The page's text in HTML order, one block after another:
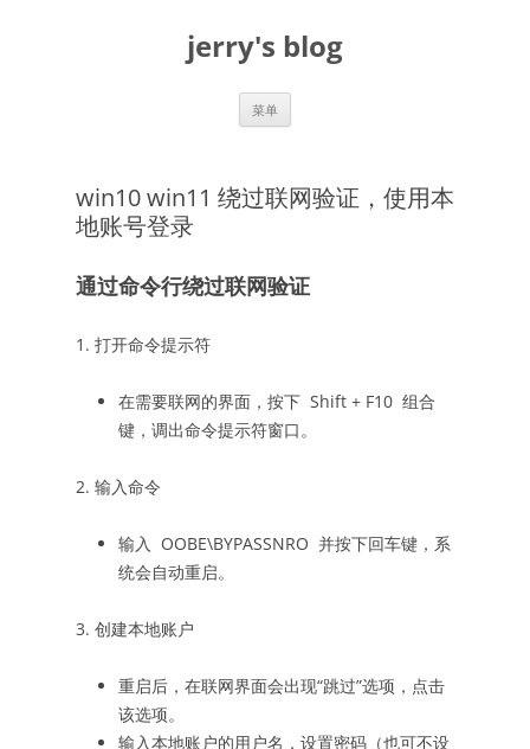
jerry's blog
菜单
win10 win11 绕过联网验证，使用本
地账号登录
通过命令行绕过联网验证
1. 打开命令提示符
在需要联网的界面，按下 Shift + F10 组合
键，调出命令提示符窗口。
2. 输入命令
输入 OOBE\BYPASSNRO 并按下回车键，系
统会自动重启。
3. 创建本地账户
重启后，在联网界面会出现“跳过”选项，点击
该选项。
输入本地账户的用户名，设置密码（也可不设